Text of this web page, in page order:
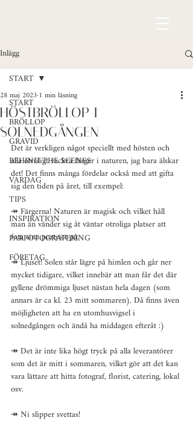
Inlägg
START
BRÖLLOP
GRAVID
BEHIND THE SCENES
VARDAG
TIPS
INSPIRATION
PARFOTOGRAFERING
FÖRETAG
START
HÖSTBRÖLLOP I
SOLNEDGÅNGEN
28 maj 2023 1 min läsning
Det är verkligen något speciellt med hösten och
alla otroligt vackra färger i naturen, jag bara älskar
det! Det finns många fördelar också med att gifta
sig den tiden på året, till exempel:
↠ Färgerna! Naturen är magisk och vilket håll
man än vänder sig åt väntar otroliga platser att
fota sina porträtt på.
↠ Ljuset! Solen står lägre på himlen och går ner
mycket tidigare, vilket innebär att man får det där
gyllene drömmiga ljuset nästan hela dagen (som
annars är ca kl. 23 mitt sommaren). Då finns även
möjligheten att ha en utomhusvigsel i
solnedgången och ändå ha middagen efteråt :)
↠ Det är inte lika högt tryck på alla leverantörer
som det är mitt i sommaren, vilket gör att det kan
vara lättare att hitta fotograf, florist, catering, lokal
osv.
↠ Ni slipper svettas!